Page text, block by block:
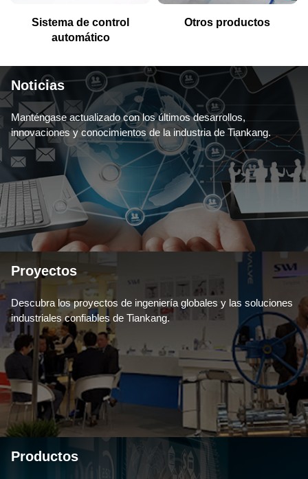
Sistema de control
automático
Otros productos
Noticias
Manténgase actualizado con los últimos desarrollos,
innovaciones y conocimientos de la industria de Tiankang.
Proyectos
Descubra los proyectos de ingeniería globales y las soluciones
industriales confiables de Tiankang.
Productos